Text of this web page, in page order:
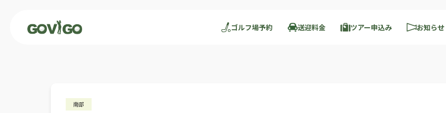
ゴルフ場予約 送迎料金 ツアー申込み お知ら
南部